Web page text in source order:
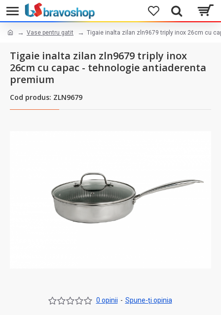
Vase pentru gatit Tigaie inalta zilan zln9679 triply inox 26cm cu
Tigaie inalta zilan zln9679 triply inox
26cm cu capac - tehnologie antiaderenta
premium
Cod produs: ZLN9679
0 opinii - Spune-ţi opinia